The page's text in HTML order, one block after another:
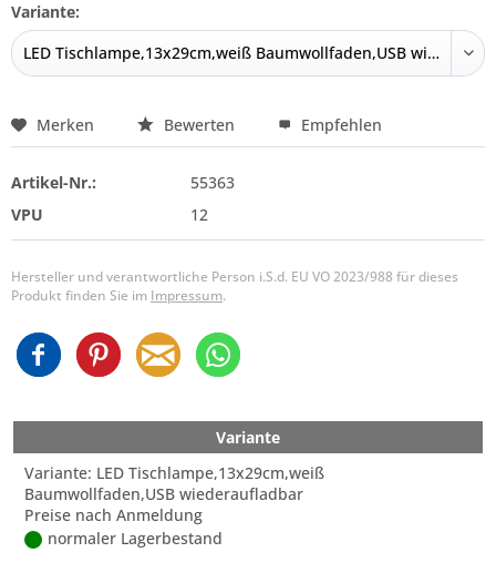
Variante:
Merken Bewerten Empfehlen
Artikel-Nr.:
55363
VPU
12
Hersteller und verantwortliche Person i.S.d. EU VO 2023/988 für dieses
Produkt finden Sie im Impressum.
Variante
Variante: LED Tischlampe,13x29cm,weiß
Baumwollfaden,USB wiederaufladbar
Preise nach Anmeldung
normaler Lagerbestand